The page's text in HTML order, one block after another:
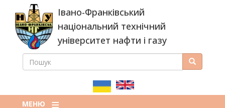
основного
вмісту
Івано-Франківський
національний технічний
університет нафти і газу
ПОШУКОВА
ПОШУК Пошук
МЕНЮ